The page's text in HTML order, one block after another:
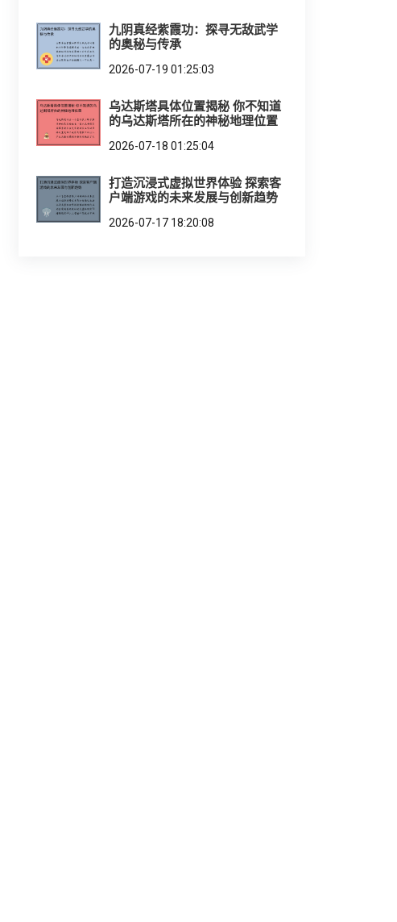
九阴真经紫霞功：探寻无敌武学
的奥秘与传承
2026-07-19 01:25:03
乌达斯塔具体位置揭秘 你不知道
的乌达斯塔所在的神秘地理位置
2026-07-18 01:25:04
打造沉浸式虚拟世界体验 探索客
户端游戏的未来发展与创新趋势
2026-07-17 18:20:08